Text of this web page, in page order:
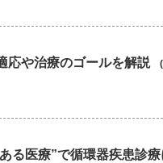
応や治療のゴールを解説
る医療”で循環器疾患診